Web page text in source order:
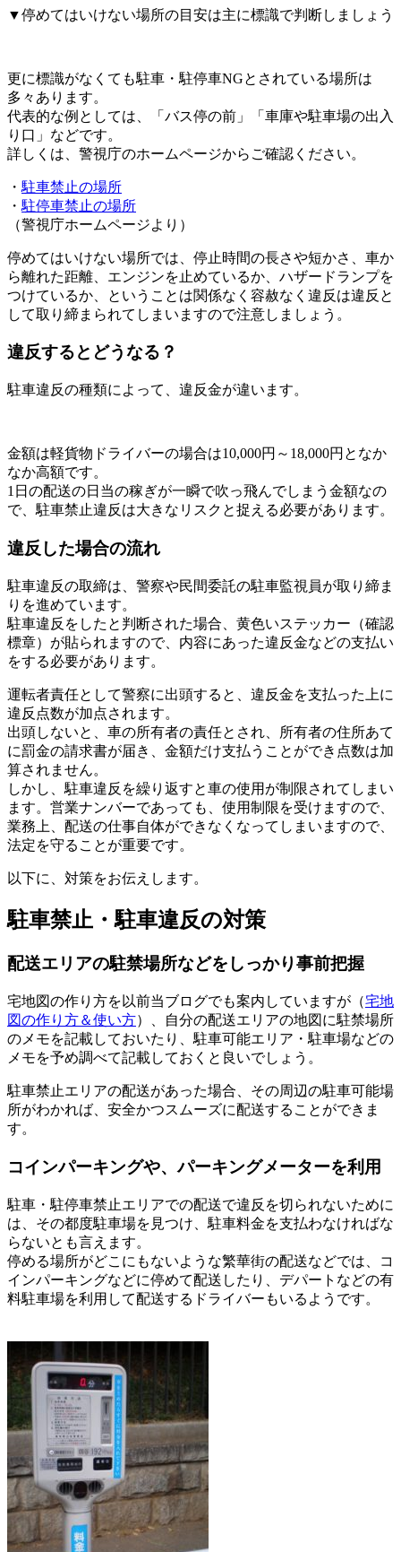
▼停めてはいけない場所の目安は主に標識で判断しましょう
更に標識がなくても駐車・駐停車NGとされている場所は
多々あります。
代表的な例としては、「バス停の前」「車庫や駐車場の出入
り口」などです。
詳しくは、警視庁のホームページからご確認ください。
・ 駐車禁止の場所
・ 駐停車禁止の場所
（警視庁ホームページより）
停めてはいけない場所では、停止時間の長さや短かさ、車か
ら離れた距離、エンジンを止めているか、ハザードランプを
つけているか、ということは関係なく容赦なく違反は違反と
して取り締まられてしまいますので注意しましょう。
違反するとどうなる？
駐車違反の種類によって、違反金が違います。
金額は軽貨物ドライバーの場合は10,000円～18,000円となか
なか高額です。
1日の配送の日当の稼ぎが一瞬で吹っ飛んでしまう金額なの
で、駐車禁止違反は大きなリスクと捉える必要があります。
違反した場合の流れ
駐車違反の取締は、警察や民間委託の駐車監視員が取り締ま
りを進めています。
駐車違反をしたと判断された場合、黄色いステッカー（確認
標章）が貼られますので、内容にあった違反金などの支払い
をする必要があります。
運転者責任として警察に出頭すると、違反金を支払った上に
違反点数が加点されます。
出頭しないと、車の所有者の責任とされ、所有者の住所あて
に罰金の請求書が届き、金額だけ支払うことができ点数は加
算されません。
しかし、駐車違反を繰り返すと車の使用が制限されてしまい
ます。営業ナンバーであっても、使用制限を受けますので、
業務上、配送の仕事自体ができなくなってしまいますので、
法定を守ることが重要です。
以下に、対策をお伝えします。
駐車禁止・駐車違反の対策
配送エリアの駐禁場所などをしっかり事前把握
宅地図の作り方を以前当ブログでも案内していますが（宅地
図の作り方＆使い方）、自分の配送エリアの地図に駐禁場所
のメモを記載しておいたり、駐車可能エリア・駐車場などの
メモを予め調べて記載しておくと良いでしょう。
駐車禁止エリアの配送があった場合、その周辺の駐車可能場
所がわかれば、安全かつスムーズに配送することができま
す。
コインパーキングや、パーキングメーターを利用
駐車・駐停車禁止エリアでの配送で違反を切られないために
は、その都度駐車場を見つけ、駐車料金を支払わなければな
らないとも言えます。
停める場所がどこにもないような繁華街の配送などでは、コ
インパーキングなどに停めて配送したり、デパートなどの有
料駐車場を利用して配送するドライバーもいるようです。